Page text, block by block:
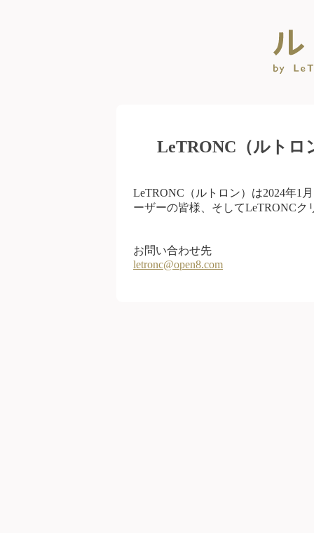
LeTRONC（ルトロ
LeTRONC（ルトロン）は2024年1
ーザーの皆様、そしてLeTRONC
お問い合わせ先
letronc@open8.com